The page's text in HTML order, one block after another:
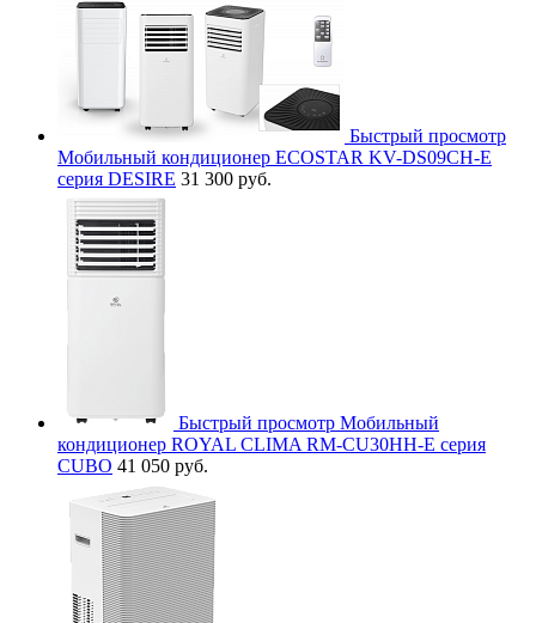
Быстрый просмотр
Мобильный кондиционер ECOSTAR KV-DS09CH-E
серия DESIRE 31 300 руб.
Быстрый просмотр Мобильный
кондиционер ROYAL CLIMA RM-CU30HH-E серия
CUBO 41 050 руб.